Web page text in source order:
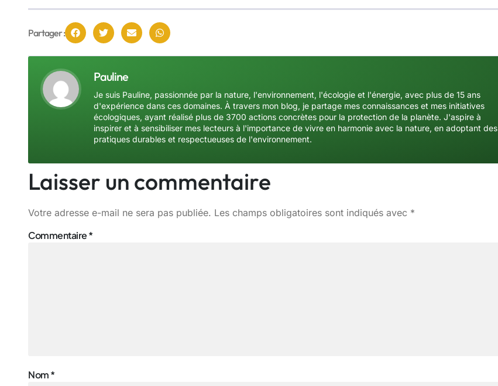
Partager :
Pauline
Je suis Pauline, passionnée par la nature, l'environnement, l'écologie et l'énergie, avec plus de 15 ans
d'expérience dans ces domaines. À travers mon blog, je partage mes connaissances et mes initiatives
écologiques, ayant réalisé plus de 3700 actions concrètes pour la protection de la planète. J'aspire à
inspirer et à sensibiliser mes lecteurs à l'importance de vivre en harmonie avec la nature, en adoptant des
pratiques durables et respectueuses de l'environnement.
Laisser un commentaire
Votre adresse e-mail ne sera pas publiée. Les champs obligatoires sont indiqués avec *
Commentaire*
Nom*